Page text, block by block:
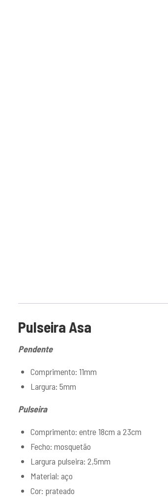
Pulseira Asa
Pendente
Comprimento: 11mm
Largura: 5mm
Pulseira
Comprimento: entre 18cm a 23cm
Fecho: mosquetão
Largura pulseira: 2,5mm
Material: aço
Cor: prateado